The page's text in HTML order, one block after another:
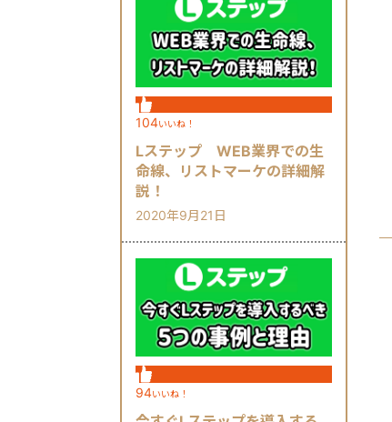
104いいね！
Lステップ WEB業界での生
命線、リストマーケの詳細解
説！
2020年9月21日
94いいね！